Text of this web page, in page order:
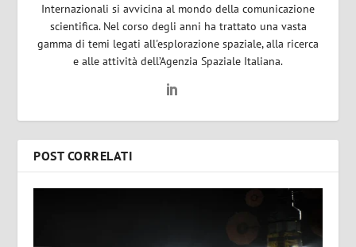
Internazionali si avvicina al mondo della comunicazione
scientifica. Nel corso degli anni ha trattato una vasta
gamma di temi legati all'esplorazione spaziale, alla ricerca
e alle attività dell’Agenzia Spaziale Italiana.
POST CORRELATI